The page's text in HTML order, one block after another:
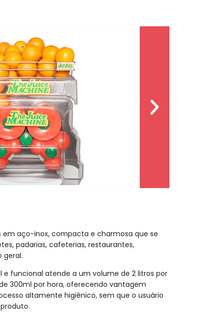
em aço-inox, compacta e charmosa que se
padarias, cafeterias, restaurantes,
geral.
e funcional atende a um volume de 2 litros por
300ml por hora, oferecendo vantagem
altamente higiênico, sem que o usuário